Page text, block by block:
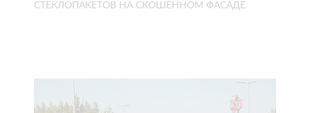
СТЕКЛОПАКЕТОВ НА СКОШЕННОМ ФАСАДЕ